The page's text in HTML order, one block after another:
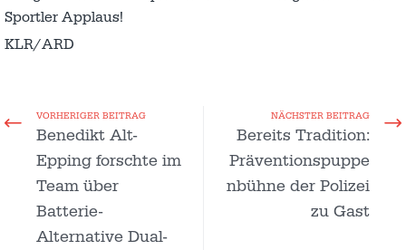
Sportler Applaus!
KLR/ARD
VORHERIGER BEITRAG
Benedikt Alt-
Epping forschte im
Team über
Batterie-
Alternative Dual-
NÄCHSTER BEITRAG
Bereits Tradition:
Präventionspuppe
nbühne der Polizei
zu Gast